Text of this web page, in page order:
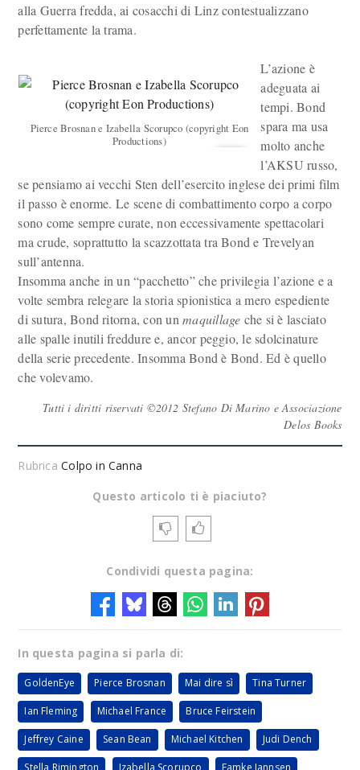
alla Guerra fredda, ai cosacchi di Linz contestualizzano
perfettamente la trama.
Pierce Brosnan e Izabella Scorupco (copyright Eon
Productions)
L’azione è
adeguata ai
tempi. Bond
spara ma usa
molto anche
l’AKSU russo,
se pensiamo ai vecchi Sten dell’esercito inglese dei primi film
il passo è enorme. Le scene di combattimento corpo a corpo
sono come sempre curate, non eccessivamente spettacolari
ma crude, soprattutto la scazzottata tra Bond e Trevelyan
sull’antenna.
Insomma anche in un “pacchetto” che privilegia l’azione e a
volte sembra relegare la storia spionistica a mero espediente
di sutura, Bond ritorna, con unmaquillage che si è lasciato
alle spalle inutili freddure e, ancor peggio, le sdolcinature
della serie precedente. Insomma Bond è Bond. Ed è quello
che volevamo.
Tutti i diritti riservati ©2012 Stefano Di Marino e Associazione
Delos Books
RubricaColpo in Canna
Questo articolo ti è piaciuto?
Condividi questa pagina:
In questa pagina si parla di:
GoldenEye Pierce Brosnan Mai dire sì Tina Turner
Ian Fleming Michael France Bruce Feirstein
Jeffrey Caine Sean Bean Michael Kitchen Judi Dench
Stella Rimington Izabella Scorupco Famke Jannsen